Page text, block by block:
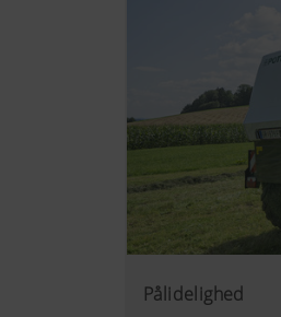
Pålidelighed